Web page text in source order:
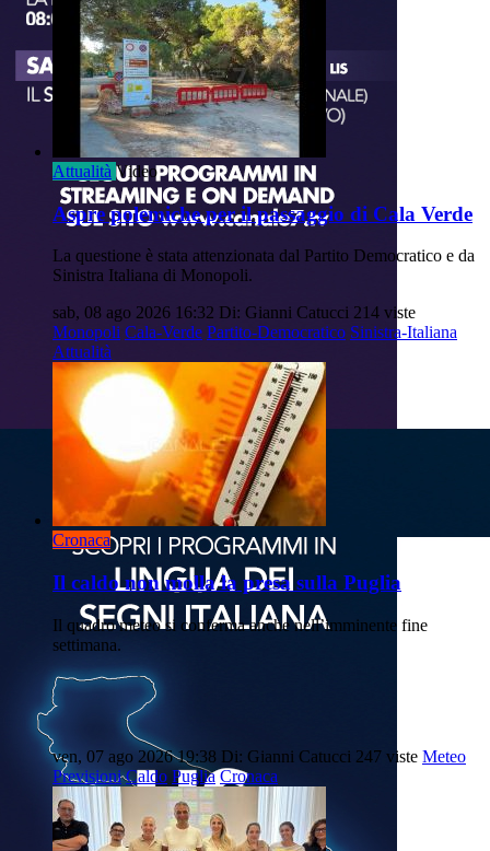
Attualità Video
Aspre polemiche per il passaggio di Cala Verde
La questione è stata attenzionata dal Partito Democratico e da
Sinistra Italiana di Monopoli.
sab, 08 ago 2026 16:32 Di: Gianni Catucci 214 viste
Monopoli Cala-Verde Partito-Democratico Sinistra-Italiana
Attualità
Cronaca
Il caldo non molla la presa sulla Puglia
Il quadro meteo si conferma anche nell’imminente fine
settimana.
ven, 07 ago 2026 19:38 Di: Gianni Catucci 247 viste Meteo
Previsioni Caldo Puglia Cronaca